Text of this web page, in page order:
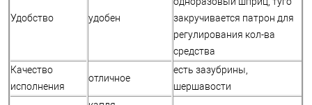
Удобство удобен
закручивается патрон для
регулирования кол-ва
средства
Качество
исполнения
отличное
есть зазубрины,
шершавости